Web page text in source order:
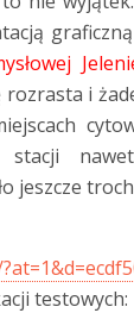
graficzną
rozrasta i
stacji
jeszcze
testowych: